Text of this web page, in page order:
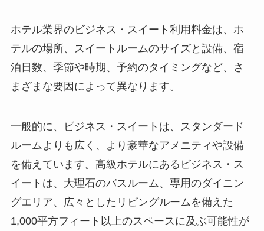
ホテル業界のビジネス・スイート利用料金は、ホ
テルの場所、スイートルームのサイズと設備、宿
泊日数、季節や時期、予約のタイミングなど、さ
まざまな要因によって異なります。
一般的に、ビジネス・スイートは、スタンダード
ルームよりも広く、より豪華なアメニティや設備
を備えています。高級ホテルにあるビジネス・ス
イートは、大理石のバスルーム、専用のダイニン
グエリア、広々としたリビングルームを備えた
1,000平方フィート以上のスペースに及ぶ可能性が